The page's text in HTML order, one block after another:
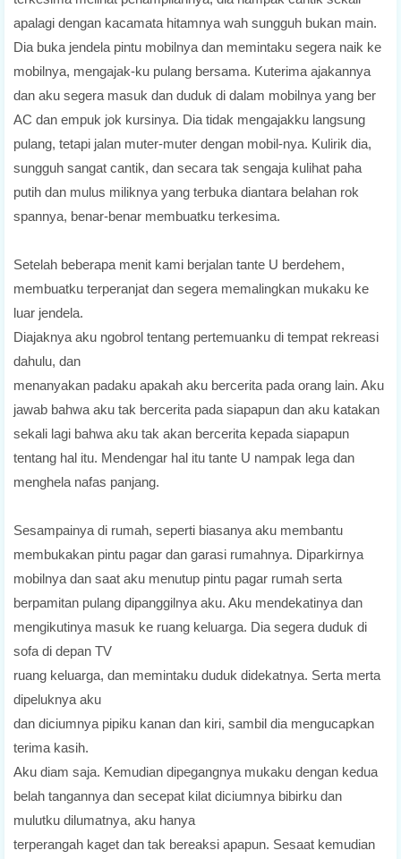
apalagi dengan kacamata hitamnya wah sungguh bukan main.
Dia buka jendela pintu mobilnya dan memintaku segera naik ke
mobilnya, mengajak-ku pulang bersama. Kuterima ajakannya
dan aku segera masuk dan duduk di dalam mobilnya yang ber
AC dan empuk jok kursinya. Dia tidak mengajakku langsung
pulang, tetapi jalan muter-muter dengan mobil-nya. Kulirik dia,
sungguh sangat cantik, dan secara tak sengaja kulihat paha
putih dan mulus miliknya yang terbuka diantara belahan rok
spannya, benar-benar membuatku terkesima.
Setelah beberapa menit kami berjalan tante U berdehem,
membuatku terperanjat dan segera memalingkan mukaku ke
luar jendela.
Diajaknya aku ngobrol tentang pertemuanku di tempat rekreasi
dahulu, dan
menanyakan padaku apakah aku bercerita pada orang lain. Aku
jawab bahwa aku tak bercerita pada siapapun dan aku katakan
sekali lagi bahwa aku tak akan bercerita kepada siapapun
tentang hal itu. Mendengar hal itu tante U nampak lega dan
menghela nafas panjang.
Sesampainya di rumah, seperti biasanya aku membantu
membukakan pintu pagar dan garasi rumahnya. Diparkirnya
mobilnya dan saat aku menutup pintu pagar rumah serta
berpamitan pulang dipanggilnya aku. Aku mendekatinya dan
mengikutinya masuk ke ruang keluarga. Dia segera duduk di
sofa di depan TV
ruang keluarga, dan memintaku duduk didekatnya. Serta merta
dipeluknya aku
dan diciumnya pipiku kanan dan kiri, sambil dia mengucapkan
terima kasih.
Aku diam saja. Kemudian dipegangnya mukaku dengan kedua
belah tangannya dan secepat kilat diciumnya bibirku dan
mulutku dilumatnya, aku hanya
terperangah kaget dan tak bereaksi apapun. Sesaat kemudian